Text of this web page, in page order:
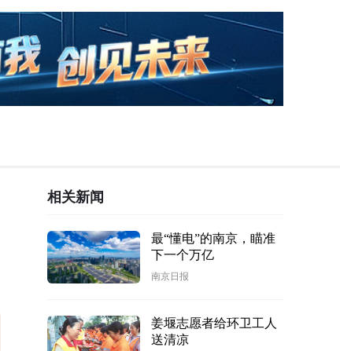
相关新闻
最“懂电”的南京，瞄准
下一个万亿
南京日报
姜堰志愿者给环卫工人
送清凉